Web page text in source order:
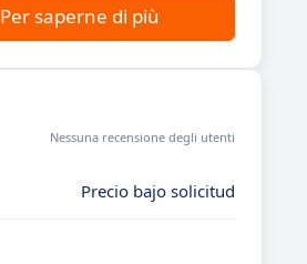
Per saperne di più
Nessuna recensione degli utenti
Precio bajo solicitud